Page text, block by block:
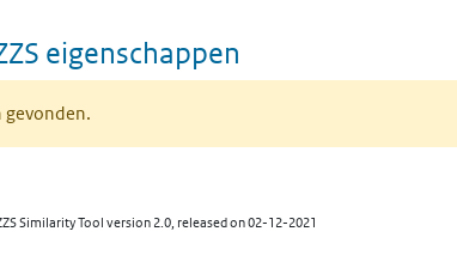
eigenschappen
gevonden.
Similarity Tool version 2.0, released on 02-12-2021